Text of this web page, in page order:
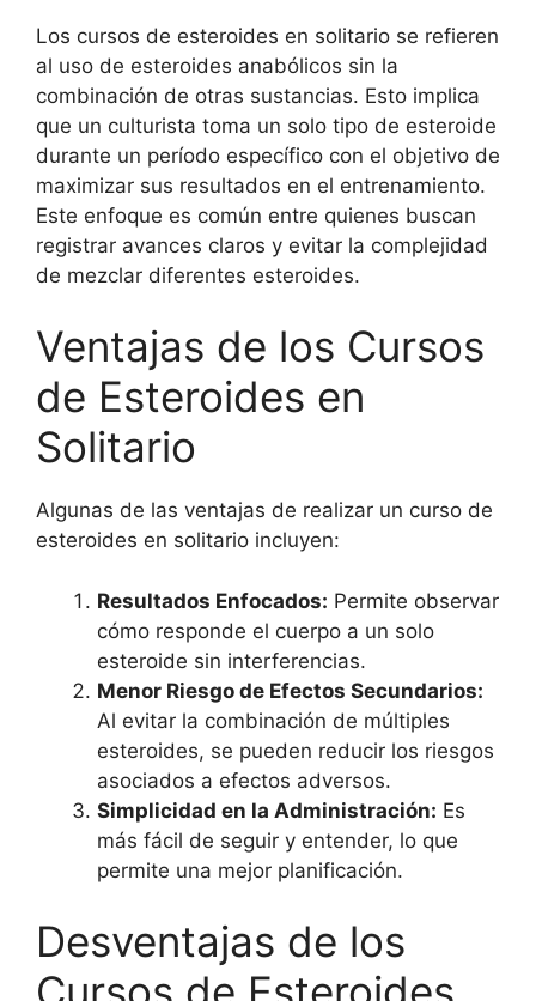
Los cursos de esteroides en solitario se refieren
al uso de esteroides anabólicos sin la
combinación de otras sustancias. Esto implica
que un culturista toma un solo tipo de esteroide
durante un período específico con el objetivo de
maximizar sus resultados en el entrenamiento.
Este enfoque es común entre quienes buscan
registrar avances claros y evitar la complejidad
de mezclar diferentes esteroides.
Ventajas de los Cursos
de Esteroides en
Solitario
Algunas de las ventajas de realizar un curso de
esteroides en solitario incluyen:
Resultados Enfocados: Permite observar
cómo responde el cuerpo a un solo
esteroide sin interferencias.
Menor Riesgo de Efectos Secundarios:
Al evitar la combinación de múltiples
esteroides, se pueden reducir los riesgos
asociados a efectos adversos.
Simplicidad en la Administración: Es
más fácil de seguir y entender, lo que
permite una mejor planificación.
Desventajas de los